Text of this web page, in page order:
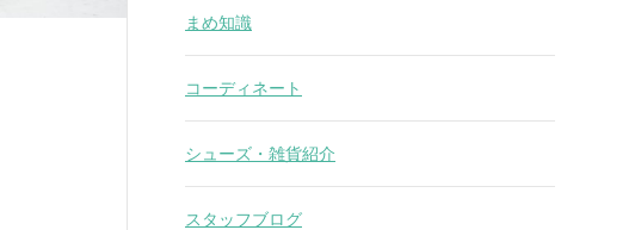
まめ知識
コーディネート
シューズ・雑貨紹介
スタッフブログ